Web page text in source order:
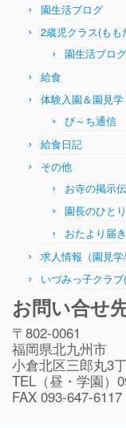
園生活ブログ
2歳児クラス(もも
園生活ブロ
給食
体験入園＆園見学
ぴ～ち通信
給食日記
その他
お寺の掲示
園長のひと
おたより届
求人情報（園見学
いづみっ子クラ
お問い合せ
〒802-0061
福岡県北九州市
小倉北区三郎丸3
TEL（昼・学園）
FAX 093-647-6117